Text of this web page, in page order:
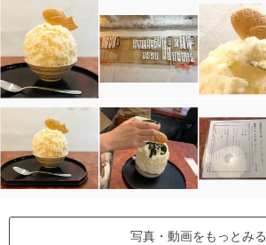
写真・動画をもっとみる